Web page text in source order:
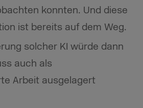
konnten. Und diese
ist bereits auf dem Weg.
solcher KI würde dann
auch als
Arbeit ausgelagert